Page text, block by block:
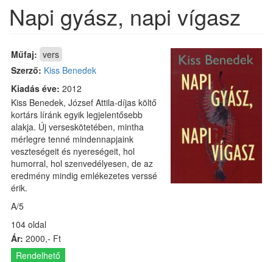
Napi gyász, napi vígasz
Műfaj: vers
Szerző: Kiss Benedek
Kiadás éve: 2012
Kiss Benedek, József Attila-díjas költő
kortárs líránk egyik legjelentősebb
alakja. Új verseskötetében, mintha
mérlegre tenné mindennapjaink
veszteségeit és nyereségeit, hol
humorral, hol szenvedélyesen, de az
eredmény mindig emlékezetes verssé
érik.
A/5
104 oldal
Ár: 2000,- Ft
Rendelhető